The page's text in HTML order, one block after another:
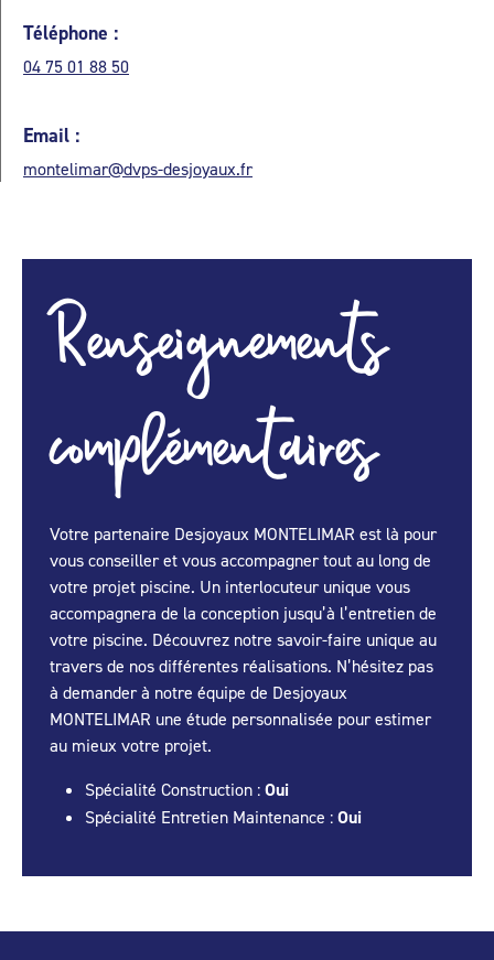
Téléphone :
04 75 01 88 50
Email :
montelimar@dvps-desjoyaux.fr
Renseignements
complémentaires
Votre partenaire Desjoyaux MONTELIMAR est là pour
vous conseiller et vous accompagner tout au long de
votre projet piscine. Un interlocuteur unique vous
accompagnera de la conception jusqu’à l’entretien de
votre piscine. Découvrez notre savoir-faire unique au
travers de nos différentes réalisations. N’hésitez pas
à demander à notre équipe de Desjoyaux
MONTELIMAR une étude personnalisée pour estimer
au mieux votre projet.
Spécialité Construction : Oui
Spécialité Entretien Maintenance : Oui